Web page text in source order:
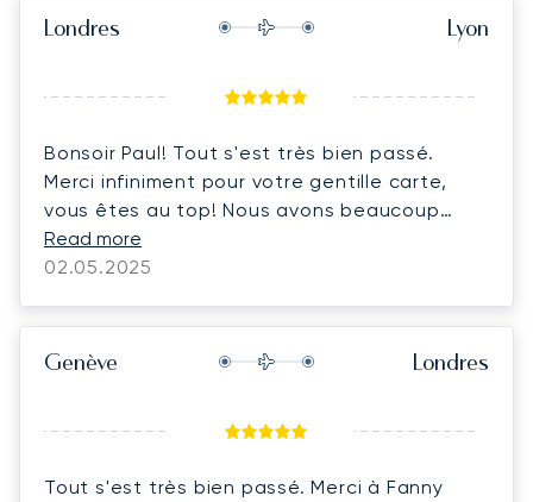
Londres Lyon
Bonsoir Paul! Tout s'est très bien passé.
Merci infiniment pour votre gentille carte,
vous êtes au top! Nous avons beaucoup
apprécié cette attention! Bon weekend à
vous!
Read more
02.05.2025
Genève Londres
Tout s'est très bien passé. Merci à Fanny